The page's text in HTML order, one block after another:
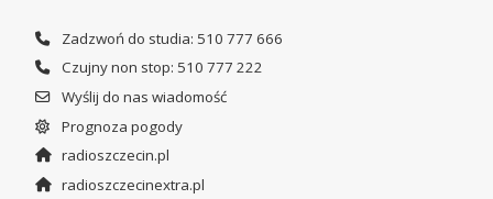
Zadzwoń do studia: 510 777 666
Czujny non stop: 510 777 222
Wyślij do nas wiadomość
Prognoza pogody
radioszczecin.pl
radioszczecinextra.pl